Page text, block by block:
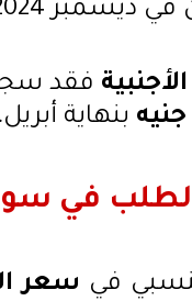
فقد
بنهاية أبريل، مقارنة
في
في سعر